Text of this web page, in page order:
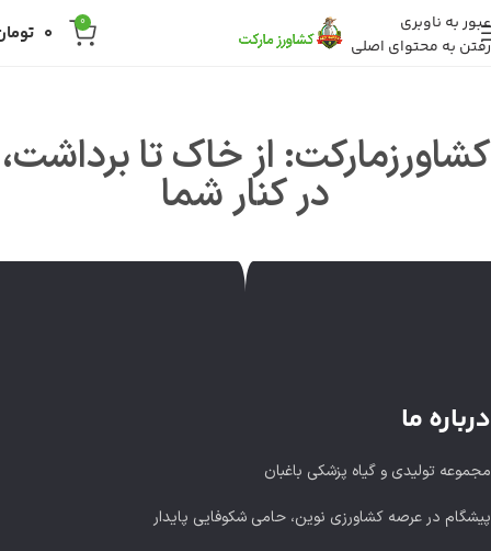
عبور به ناوبری
رفتن به محتوای اصلی
0
0
کشاورزمارکت: از خاک تا برداشت،
در کنار شما
درباره ما
مجموعه تولیدی و گیاه پزشکی باغبان
پیشگام در عرصه کشاورزی نوین، حامی شکوفایی پایدار